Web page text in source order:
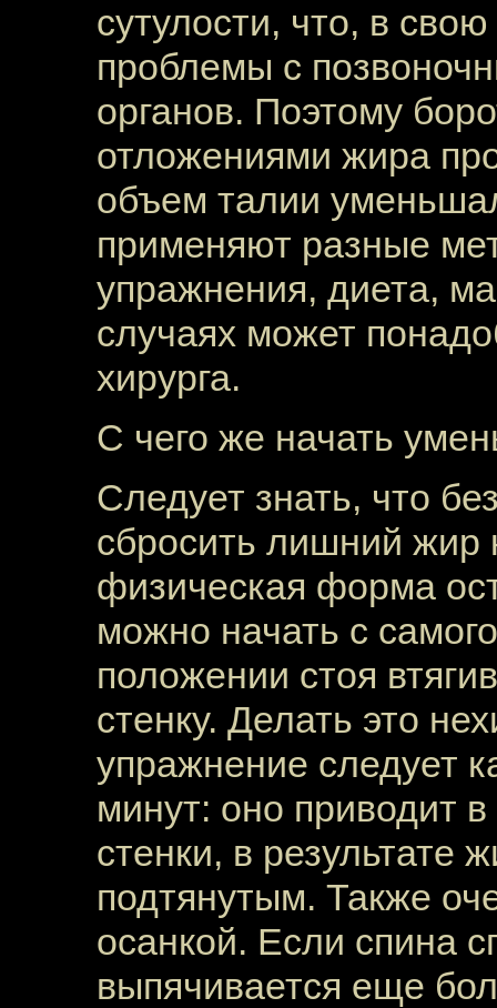
сутулости, что, в
проблемы с
органов. Поэтому
отложениями жира
объем талии
применяют разные
упражнения, диета,
случаях может
хирурга.
С чего же начать
Следует знать, что
сбросить лишний
физическая форма
можно начать с
положении стоя
стенку. Делать это
упражнение следует
минут: оно приводит
стенки, в результате
подтянутым. Также
осанкой. Если спина
выпячивается еще